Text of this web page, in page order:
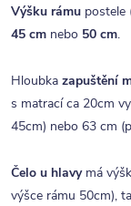
Výšku rámu postele
45 cm nebo 50 cm.
Hloubka zapuštění
s matrací ca 20cm
45cm) nebo 63 cm
Čelo u hlavymá
výšce rámu 50cm),